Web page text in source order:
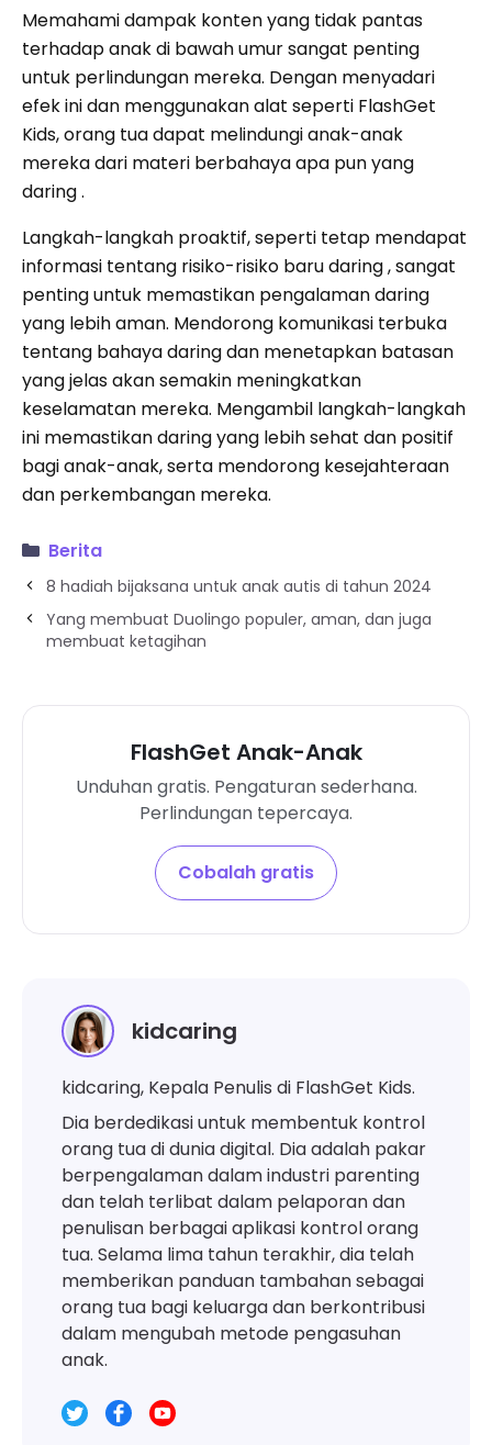
Memahami dampak konten yang tidak pantas
terhadap anak di bawah umur sangat penting
untuk perlindungan mereka. Dengan menyadari
efek ini dan menggunakan alat seperti FlashGet
Kids, orang tua dapat melindungi anak-anak
mereka dari materi berbahaya apa pun yang
daring .
Langkah-langkah proaktif, seperti tetap mendapat
informasi tentang risiko-risiko baru daring , sangat
penting untuk memastikan pengalaman daring
yang lebih aman. Mendorong komunikasi terbuka
tentang bahaya daring dan menetapkan batasan
yang jelas akan semakin meningkatkan
keselamatan mereka. Mengambil langkah-langkah
ini memastikan daring yang lebih sehat dan positif
bagi anak-anak, serta mendorong kesejahteraan
dan perkembangan mereka.
Berita
8 hadiah bijaksana untuk anak autis di tahun 2024
Yang membuat Duolingo populer, aman, dan juga
membuat ketagihan
FlashGet Anak-Anak
Unduhan gratis. Pengaturan sederhana.
Perlindungan tepercaya.
Cobalah gratis
kidcaring
kidcaring, Kepala Penulis di FlashGet Kids.
Dia berdedikasi untuk membentuk kontrol
orang tua di dunia digital. Dia adalah pakar
berpengalaman dalam industri parenting
dan telah terlibat dalam pelaporan dan
penulisan berbagai aplikasi kontrol orang
tua. Selama lima tahun terakhir, dia telah
memberikan panduan tambahan sebagai
orang tua bagi keluarga dan berkontribusi
dalam mengubah metode pengasuhan
anak.